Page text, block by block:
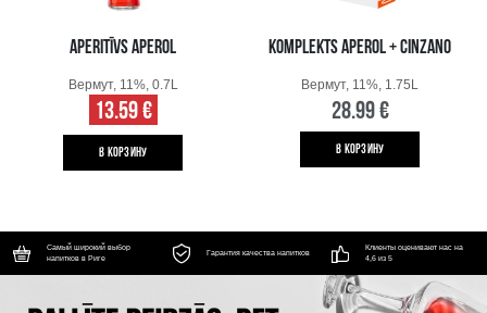
APERITĪVS APEROL
Вермут, 11%, 0.7L
13.59 €
B КОРЗИНУ
KOMPLEKTS APEROL + CINZANO
Вермут, 11%, 1.75L
28.99 €
B КОРЗИНУ
Самый широкий выбор
напитков в Риге
Гарантия качества напитков
Клиенты оценивают нас на
4,6 из 5